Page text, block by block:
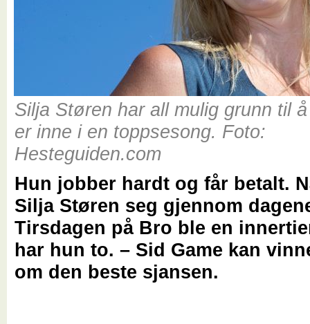
Silja Støren har all mulig grunn til
er inne i en toppsesong. Foto:
Hesteguiden.com
Hun jobber hardt og får betalt.
Silja Støren seg gjennom
Tirsdagen på Bro ble en
har hun to. – Sid Game kan
om den beste sjansen.